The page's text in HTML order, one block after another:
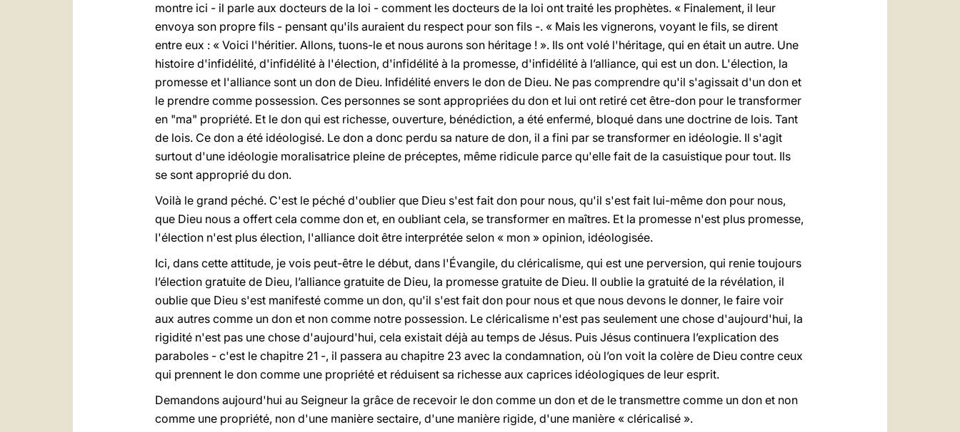
montre ici - il parle aux docteurs de la loi - comment les docteurs de la loi ont traité les prophètes. « Finalement, il leur
envoya son propre fils - pensant qu'ils auraient du respect pour son fils -. « Mais les vignerons, voyant le fils, se dirent
entre eux : « Voici l'héritier. Allons, tuons-le et nous aurons son héritage ! ». Ils ont volé l'héritage, qui en était un autre. Une
histoire d'infidélité, d'infidélité à l'élection, d'infidélité à la promesse, d'infidélité à l’alliance, qui est un don. L'élection, la
promesse et l'alliance sont un don de Dieu. Infidélité envers le don de Dieu. Ne pas comprendre qu'il s'agissait d'un don et
le prendre comme possession. Ces personnes se sont appropriées du don et lui ont retiré cet être-don pour le transformer
en "ma" propriété. Et le don qui est richesse, ouverture, bénédiction, a été enfermé, bloqué dans une doctrine de lois. Tant
de lois. Ce don a été idéologisé. Le don a donc perdu sa nature de don, il a fini par se transformer en idéologie. Il s'agit
surtout d'une idéologie moralisatrice pleine de préceptes, même ridicule parce qu'elle fait de la casuistique pour tout. Ils
se sont approprié du don.
Voilà le grand péché. C'est le péché d'oublier que Dieu s'est fait don pour nous, qu'il s'est fait lui-même don pour nous,
que Dieu nous a offert cela comme don et, en oubliant cela, se transformer en maîtres. Et la promesse n'est plus promesse,
l'élection n'est plus élection, l'alliance doit être interprétée selon « mon » opinion, idéologisée.
Ici, dans cette attitude, je vois peut-être le début, dans l'Évangile, du cléricalisme, qui est une perversion, qui renie toujours
l’élection gratuite de Dieu, l’alliance gratuite de Dieu, la promesse gratuite de Dieu. Il oublie la gratuité de la révélation, il
oublie que Dieu s'est manifesté comme un don, qu'il s'est fait don pour nous et que nous devons le donner, le faire voir
aux autres comme un don et non comme notre possession. Le cléricalisme n'est pas seulement une chose d'aujourd'hui, la
rigidité n'est pas une chose d'aujourd'hui, cela existait déjà au temps de Jésus. Puis Jésus continuera l’explication des
paraboles - c'est le chapitre 21 -, il passera au chapitre 23 avec la condamnation, où l’on voit la colère de Dieu contre ceux
qui prennent le don comme une propriété et réduisent sa richesse aux caprices idéologiques de leur esprit.
Demandons aujourd'hui au Seigneur la grâce de recevoir le don comme un don et de le transmettre comme un don et non
comme une propriété, non d'une manière sectaire, d'une manière rigide, d'une manière « cléricalisé ».